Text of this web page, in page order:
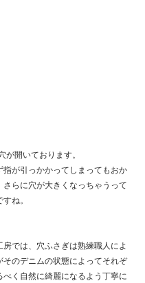
が開いております。
指が引っかかってしまってもおか
さらに穴が大きくなっちゃうって
ね。
房では、穴ふさぎは熟練職人によ
そのデニムの状態によってそれぞ
べく自然に綺麗になるよう丁寧に